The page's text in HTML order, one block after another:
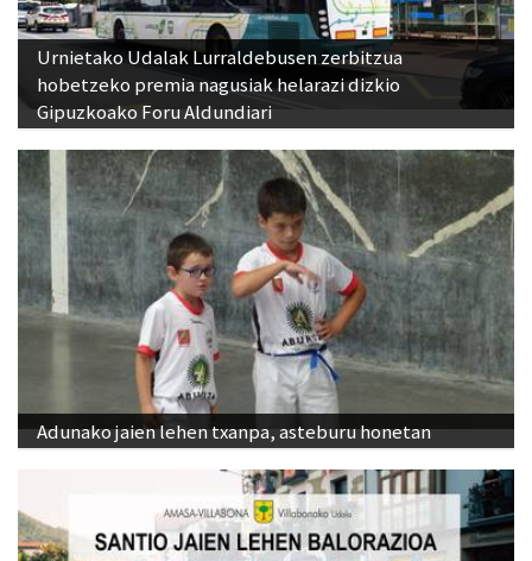
Urnietako Udalak Lurraldebusen zerbitzua
hobetzeko premia nagusiak helarazi dizkio
Gipuzkoako Foru Aldundiari
Adunako jaien lehen txanpa, asteburu honetan